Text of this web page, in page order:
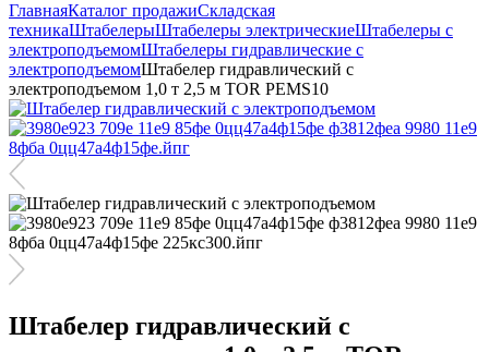
ГлавнаяКаталог продажиСкладская
техникаШтабелерыШтабелеры электрическиеШтабелеры с
электроподъемомШтабелеры гидравлические c
электроподъемомШтабелер гидравлический с
электроподъемом 1,0 т 2,5 м TOR PEMS10
Штабелер гидравлический с